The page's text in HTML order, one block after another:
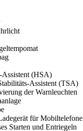
Assistent (HSA)
Assistent (TSA)
der Warnleuchten
für Mobiltelefone
Starten und Entriegeln